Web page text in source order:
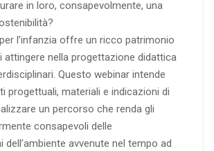
in loro, consapevolmente, una
l’infanzia offre un ricco patrimonio
attingere nella progettazione didattica
Questo webinar intende
progettuali, materiali e indicazioni di
un percorso che renda gli
consapevoli delle
avvenute nel tempo ad